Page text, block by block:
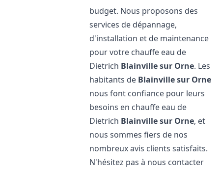
budget. Nous proposons des
services de dépannage,
d'installation et de maintenance
pour votre chauffe eau de
Dietrich Blainville sur Orne. Les
habitants de Blainville sur Orne
nous font confiance pour leurs
besoins en chauffe eau de
Dietrich Blainville sur Orne, et
nous sommes fiers de nos
nombreux avis clients satisfaits.
N'hésitez pas à nous contacter